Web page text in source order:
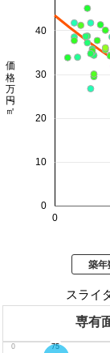
0
0
10
20
30
40
価格 万円/㎡
築年
スライ
専有
0 75